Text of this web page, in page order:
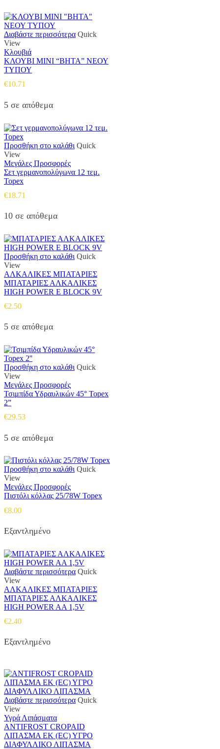
Διαβάστε περισσότερα Quick
View
Κλουβιά
ΚΛΟΥΒΙ ΜΙΝΙ “ΒΗΤΑ” ΝΕΟΥ
ΤΥΠΟΥ
€10.71
5 σε απόθεμα
Προσθήκη στο καλάθι Quick
View
Μεγάλες Προσφορές
Σετ γερμανοπολύγωνα 12 τεμ.
Topex
€18.71
10 σε απόθεμα
Προσθήκη στο καλάθι Quick
View
ΑΛΚΑΛΙΚΕΣ ΜΠΑΤΑΡΙΕΣ
ΜΠΑΤΑΡΙΕΣ ΑΛΚΑΛΙΚΕΣ
HIGH POWER E BLOCK 9V
€2.50
5 σε απόθεμα
Προσθήκη στο καλάθι Quick
View
Μεγάλες Προσφορές
Τσιμπίδα Υδραυλικών 45° Topex
2”
€29.53
5 σε απόθεμα
Προσθήκη στο καλάθι Quick
View
Μεγάλες Προσφορές
Πιστόλι κόλλας 25/78W Topex
€8.00
Εξαντλημένο
Διαβάστε περισσότερα Quick
View
ΑΛΚΑΛΙΚΕΣ ΜΠΑΤΑΡΙΕΣ
ΜΠΑΤΑΡΙΕΣ ΑΛΚΑΛΙΚΕΣ
HIGH POWER AA 1,5V
€2.40
Εξαντλημένο
Διαβάστε περισσότερα Quick
View
Υγρά Λιπάσματα
ANTIFROST CROPAID
ΛΙΠΑΣΜΑ ΕΚ (EC) ΥΓΡΟ
ΔΙΑΦΥΛΛΙΚΟ ΛΙΠΑΣΜΑ